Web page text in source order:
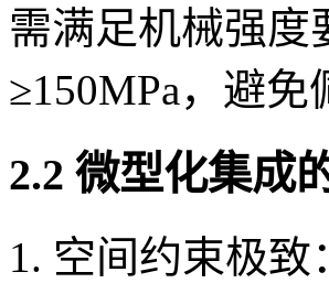
需满足机械强度
≥150MPa，避
2.2 微型化集成
空间约束极致